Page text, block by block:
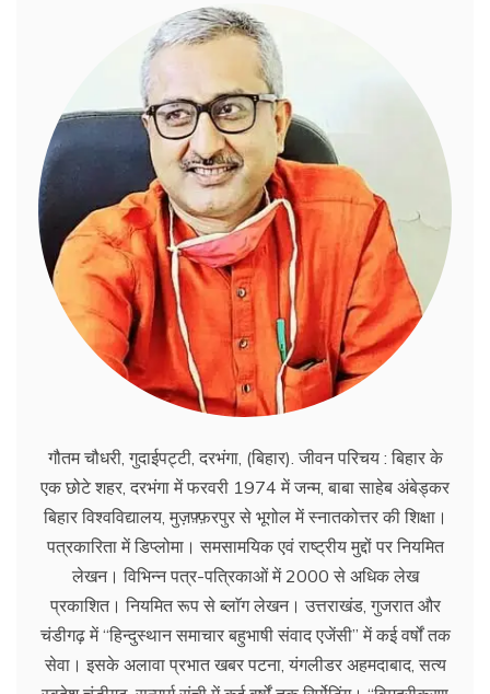
गौतम चौधरी, गुदाईपट्टी, दरभंगा, (बिहार). जीवन परिचय : बिहार के
एक छोटे शहर, दरभंगा में फरवरी 1974 में जन्म, बाबा साहेब अंबेड्कर
बिहार विश्वविद्यालय, मुज़फ़्फ़रपुर से भूगोल में स्नातकोत्तर की शिक्षा।
पत्रकारिता में डिप्लोमा। समसामयिक एवं राष्ट्रीय मुद्दों पर नियमित
लेखन। विभिन्न पत्र-पत्रिकाओं में 2000 से अधिक लेख
प्रकाशित। नियमित रूप से ब्लाॅग लेखन। उत्तराखंड, गुजरात और
चंडीगढ़ में ‘‘हिन्दुस्थान समाचार बहुभाषी संवाद एजेंसी’’ में कई वर्षों तक
सेवा। इसके अलावा प्रभात खबर पटना, यंगलीडर अहमदाबाद, सत्य